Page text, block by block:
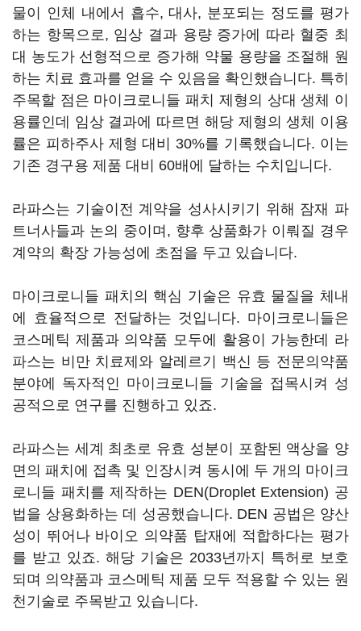
물이 인체 내에서 흡수, 대사, 분포되는 정도를 평가
하는 항목으로, 임상 결과 용량 증가에 따라 혈중 최
대 농도가 선형적으로 증가해 약물 용량을 조절해 원
하는 치료 효과를 얻을 수 있음을 확인했습니다. 특히
주목할 점은 마이크로니들 패치 제형의 상대 생체 이
용률인데 임상 결과에 따르면 해당 제형의 생체 이용
률은 피하주사 제형 대비 30%를 기록했습니다. 이는
기존 경구용 제품 대비 60배에 달하는 수치입니다.
라파스는 기술이전 계약을 성사시키기 위해 잠재 파
트너사들과 논의 중이며, 향후 상품화가 이뤄질 경우
계약의 확장 가능성에 초점을 두고 있습니다.
마이크로니들 패치의 핵심 기술은 유효 물질을 체내
에 효율적으로 전달하는 것입니다. 마이크로니들은
코스메틱 제품과 의약품 모두에 활용이 가능한데 라
파스는 비만 치료제와 알레르기 백신 등 전문의약품
분야에 독자적인 마이크로니들 기술을 접목시켜 성
공적으로 연구를 진행하고 있죠.
라파스는 세계 최초로 유효 성분이 포함된 액상을 양
면의 패치에 접촉 및 인장시켜 동시에 두 개의 마이크
로니들 패치를 제작하는 DEN(Droplet Extension) 공
법을 상용화하는 데 성공했습니다. DEN 공법은 양산
성이 뛰어나 바이오 의약품 탑재에 적합하다는 평가
를 받고 있죠. 해당 기술은 2033년까지 특허로 보호
되며 의약품과 코스메틱 제품 모두 적용할 수 있는 원
천기술로 주목받고 있습니다.